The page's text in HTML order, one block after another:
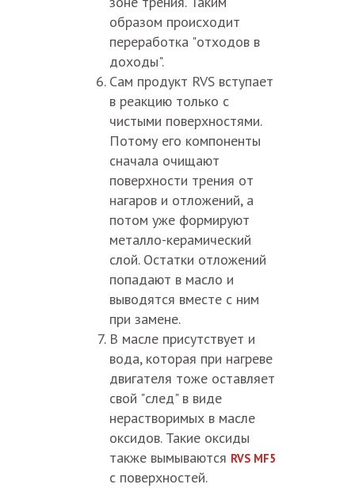
образом происходит
переработка "отходов в
доходы".
Сам продукт RVS вступает
в реакцию только с
чистыми поверхностями.
Потому его компоненты
сначала очищают
поверхности трения от
нагаров и отложений, а
потом уже формируют
металло-керамический
слой. Остатки отложений
попадают в масло и
выводятся вместе с ним
при замене.
В масле присутствует и
вода, которая при нагреве
двигателя тоже оставляет
свой "след" в виде
нерастворимых в масле
оксидов. Такие оксиды
также вымываются RVS MF5
с поверхностей.